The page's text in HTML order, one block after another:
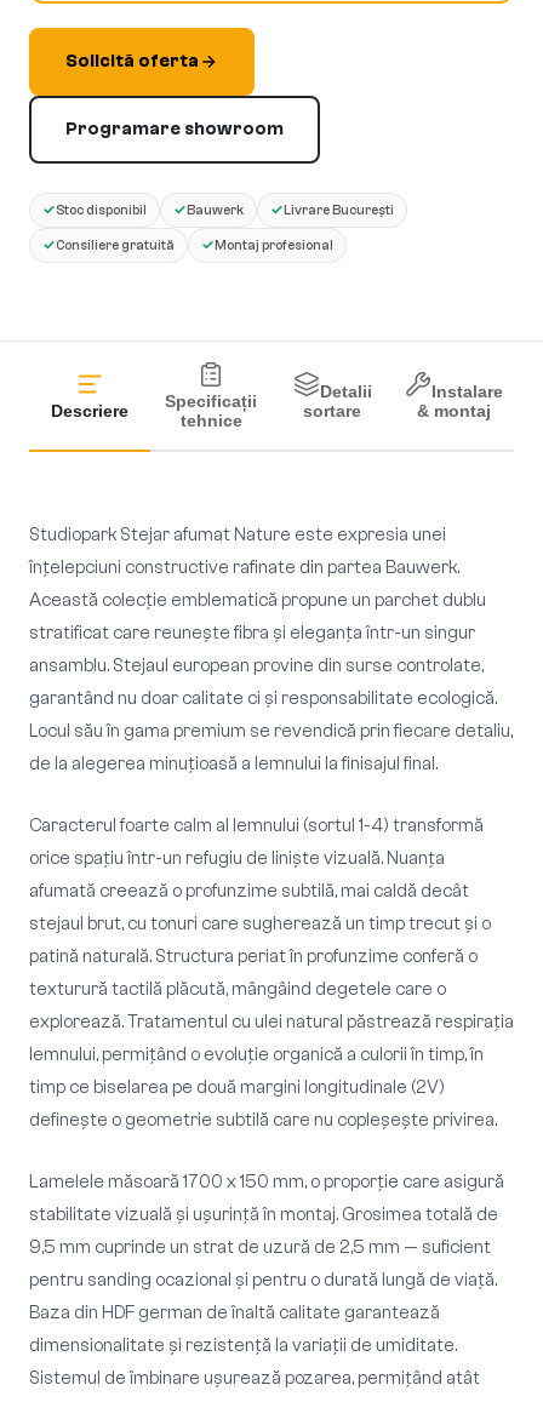
Solicită oferta
Programare showroom
✓Stoc disponibil ✓ Bauwerk ✓ Livrare București
✓Consiliere gratuită ✓ Montaj profesional
Descriere
Specificații
tehnice
Detalii
sortare
Instalare
& montaj
Studiopark Stejar afumat Nature este expresia unei
înțelepciuni constructive rafinate din partea Bauwerk.
Această colecție emblematică propune un parchet dublu
stratificat care reunește fibra și eleganța într-un singur
ansamblu. Stejaul european provine din surse controlate,
garantând nu doar calitate ci și responsabilitate ecologică.
Locul său în gama premium se revendică prin fiecare detaliu,
de la alegerea minuțioasă a lemnului la finisajul final.
Caracterul foarte calm al lemnului (sortul 1-4) transformă
orice spațiu într-un refugiu de liniște vizuală. Nuanța
afumată creează o profunzime subtilă, mai caldă decât
stejaul brut, cu tonuri care sugherează un timp trecut și o
patină naturală. Structura periat în profunzime conferă o
texturură tactilă plăcută, mângâind degetele care o
explorează. Tratamentul cu ulei natural păstrează respirația
lemnului, permițând o evoluție organică a culorii în timp, în
timp ce biselarea pe două margini longitudinale (2V)
definește o geometrie subtilă care nu copleșește privirea.
Lamelele măsoară 1700 x 150 mm, o proporție care asigură
stabilitate vizuală și ușurință în montaj. Grosimea totală de
9,5 mm cuprinde un strat de uzură de 2,5 mm — suficient
pentru sanding ocazional și pentru o durată lungă de viață.
Baza din HDF german de înaltă calitate garantează
dimensionalitate și rezistență la variații de umiditate.
Sistemul de îmbinare ușurează pozarea, permițând atât